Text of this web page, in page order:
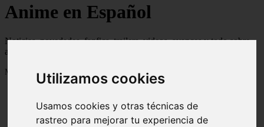
Utilizamos cookies
Usamos cookies y otras técnicas de
rastreo para mejorar tu experiencia de
Anime en Español
Noticias, novedades, fanfics, trailers, videos, avances y todo sobre
anime en español
Mostrando 1 - 24 de 235 artículos